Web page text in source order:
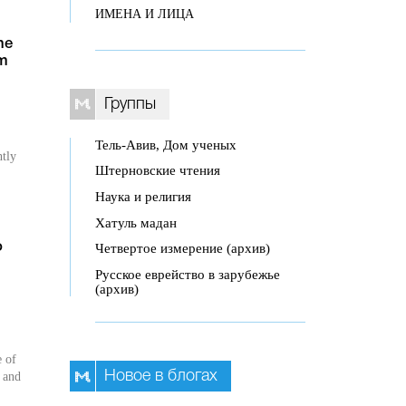
of
ИМЕНА И ЛИЦА
Группы
Тель-Авив, Дом ученых
Штерновские чтения
Наука и религия
Хатуль мадан
Четвертое измерение (архив)
Русское еврейство в зарубежье
(архив)
Новое в блогах